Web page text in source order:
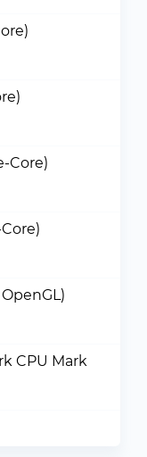
Core)
CPU Mark